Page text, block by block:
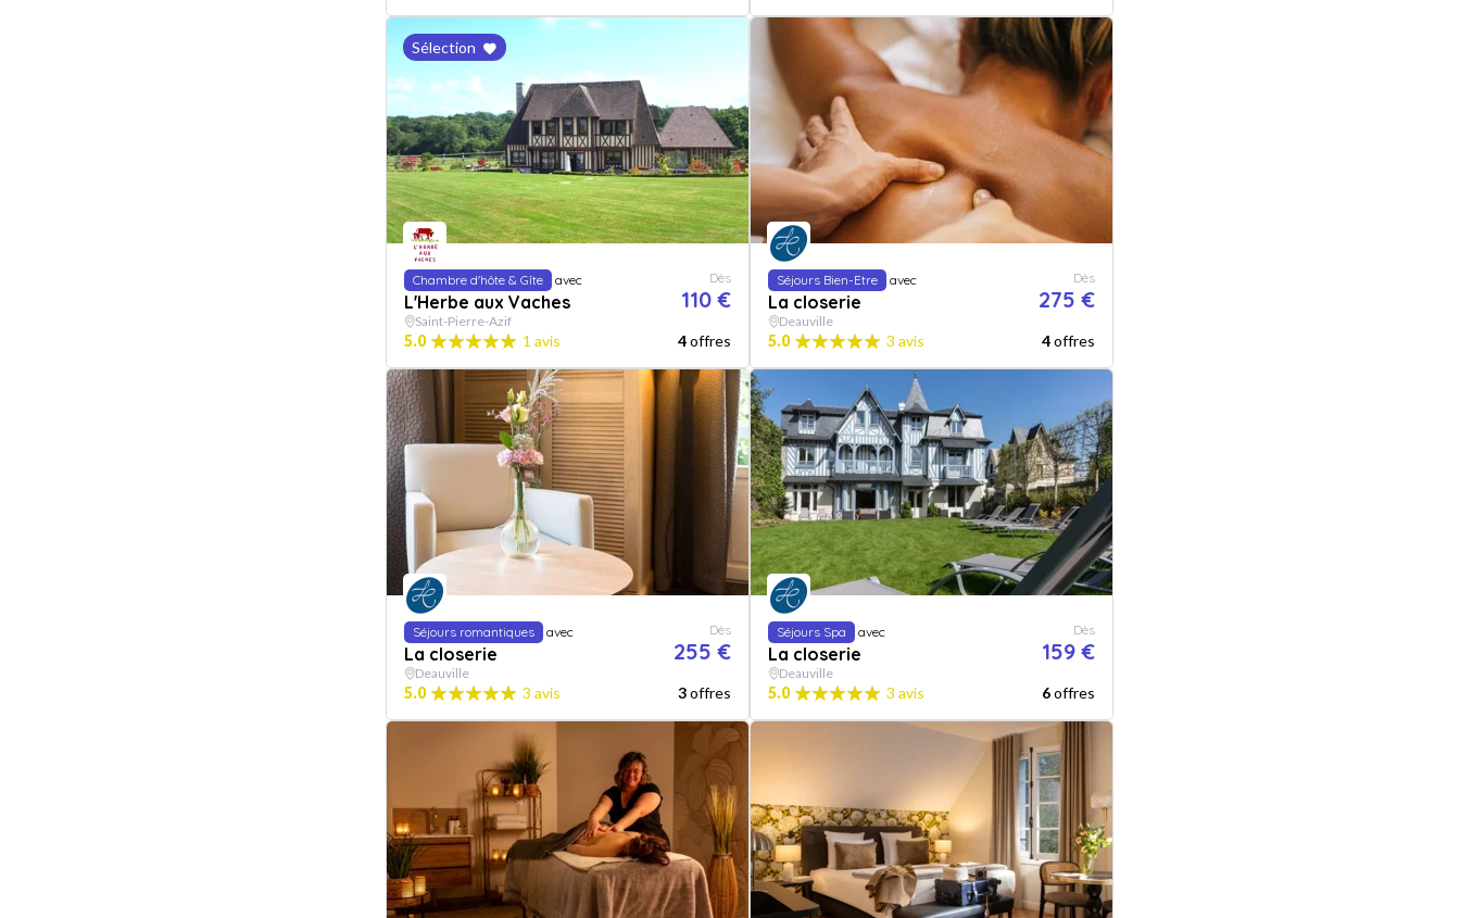
Sélection
Chambre d'hôte & Gîte avec
L'Herbe aux Vaches
Dès
110 €
Saint-Pierre-Azif
5.0 1 avis 4offres
Séjours Bien-Etre avec
La closerie
Dès
275 €
Deauville
5.0 3 avis 4offres
Séjours romantiques avec
La closerie
Dès
255 €
Deauville
5.0 3 avis 3offres
Séjours Spa avec
La closerie
Dès
159 €
Deauville
5.0 3 avis 6offres